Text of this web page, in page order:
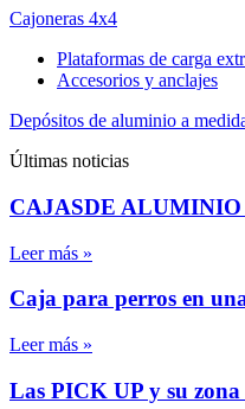
Cajoneras 4x4
Plataformas de carga
Accesorios y anclajes
Depósitos de aluminio a
Últimas noticias
CAJASDE
Leer más »
Caja para perros en
Leer más »
Las PICK UP y su zona